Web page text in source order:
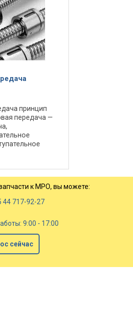
принцип
передача —
ШВП
к МРО, вы можете:
44 717-92-27
9:00 - 17:00
сейчас